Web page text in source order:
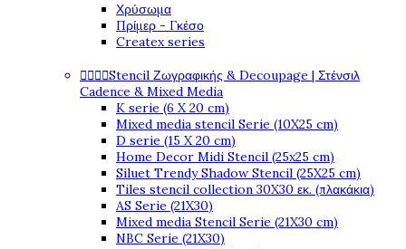
Χρύσωμα
Πρίμερ - Γκέσο
Createx series
Stencil Ζωγραφικής & Decoupage | Στένσιλ
Cadence & Mixed Media
K serie (6 X 20 cm)
Mixed media stencil Serie (10X25 cm)
D serie (15 X 20 cm)
Home Decor Midi Stencil (25x25 cm)
Siluet Trendy Shadow Stencil (25X25 cm)
Tiles stencil collection 30X30 εκ. (πλακάκια)
AS Serie (21X30)
Mixed media Stencil Serie (21X30 cm)
NBC Serie (21X30)